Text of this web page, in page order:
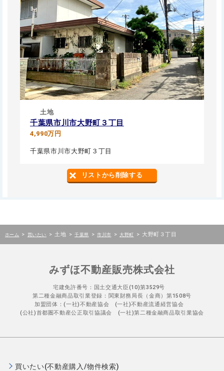
土地
千葉県市川市大野町３丁目
4,990万円
千葉県市川市大野町３丁目
リストから削除する
ホーム > 買いたい > 土地 > 千葉県 > 市川市 > 大野町 > 大野町３丁目
みずほ不動産販売株式会社
宅建免許番号：国土交通大臣(10)第3529号
第二種金融商品取引業登録：関東財務局長（金商）第1508号
加盟団体：(一社)不動産協会 (一社)不動産流通経営協会
(公社)首都圏不動産公正取引協議会 (一社)第二種金融商品取引業協会
買いたい(不動産購入/物件検索)